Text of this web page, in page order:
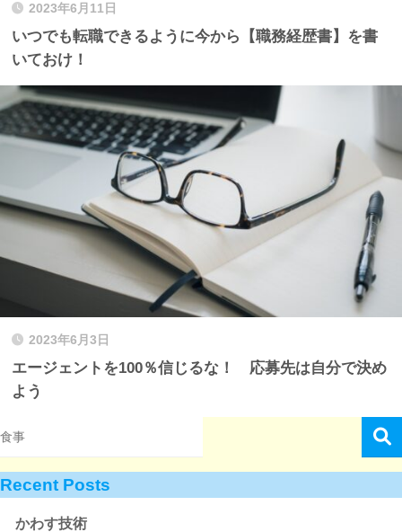
2023年6月11日
いつでも転職できるように今から【職務経歴書】を書
いておけ！
2023年6月3日
エージェントを100％信じるな！ 応募先は自分で決め
よう
Recent Posts
かわす技術